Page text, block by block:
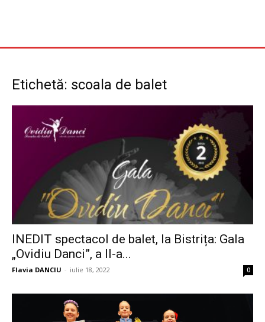
Etichetă: scoala de balet
INEDIT spectacol de balet, la Bistrița: Gala
„Ovidiu Danci”, a II-a...
Flavia DANCIU - iulie 18, 2022 0